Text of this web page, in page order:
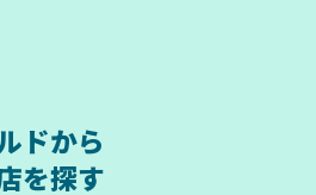
ドから
を探す